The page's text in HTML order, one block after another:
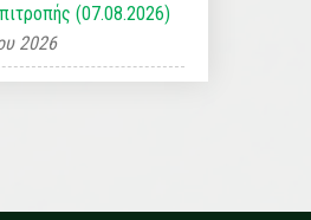
(07.08.2026)
2026